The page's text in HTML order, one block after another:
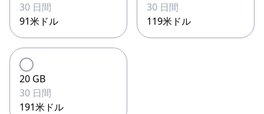
30 日間
91米ドル
30 日間
119米ドル
20 GB
30 日間
191米ドル